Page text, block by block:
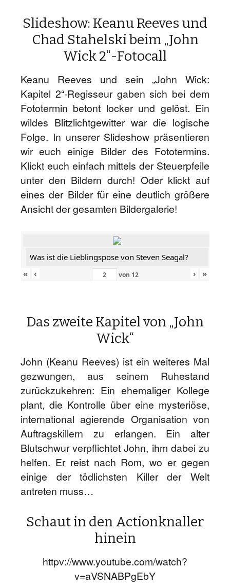
Slideshow: Keanu Reeves und
Chad Stahelski beim „John
Wick 2“-Fotocall
Keanu Reeves und sein „John Wick:
Kapitel 2“-Regisseur gaben sich bei dem
Fototermin betont locker und gelöst. Ein
wildes Blitzlichtgewitter war die logische
Folge. In unserer Slideshow präsentieren
wir euch einige Bilder des Fototermins.
Klickt euch einfach mittels der Steuerpfeile
unter den Bildern durch! Oder klickt auf
eines der Bilder für eine deutlich größere
Ansicht der gesamten Bildergalerie!
Was ist die Lieblingspose von Steven Seagal?
«
‹ von 12 › »
Das zweite Kapitel von „John
Wick“
John (Keanu Reeves) ist ein weiteres Mal
gezwungen, aus seinem Ruhestand
zurückzukehren: Ein ehemaliger Kollege
plant, die Kontrolle über eine mysteriöse,
international agierende Organisation von
Auftragskillern zu erlangen. Ein alter
Blutschwur verpflichtet John, ihm dabei zu
helfen. Er reist nach Rom, wo er gegen
einige der tödlichsten Killer der Welt
antreten muss…
Schaut in den Actionknaller
hinein
httpv://www.youtube.com/watch?
v=aVSNABPgEbY